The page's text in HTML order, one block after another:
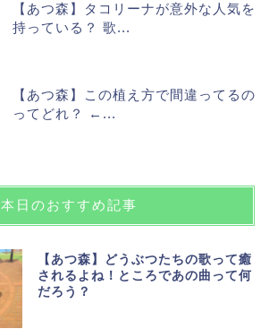
【あつ森】タコリーナが意外な人気を
持っている？ 歌...
【あつ森】この植え方で間違ってるの
ってどれ？ ←...
本日のおすすめ記事
【あつ森】どうぶつたちの歌って癒
されるよね！ところであの曲って何
だろう？